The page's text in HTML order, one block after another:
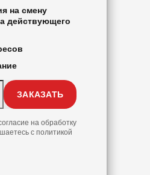
на смену
действующего
на обработку
с политикой